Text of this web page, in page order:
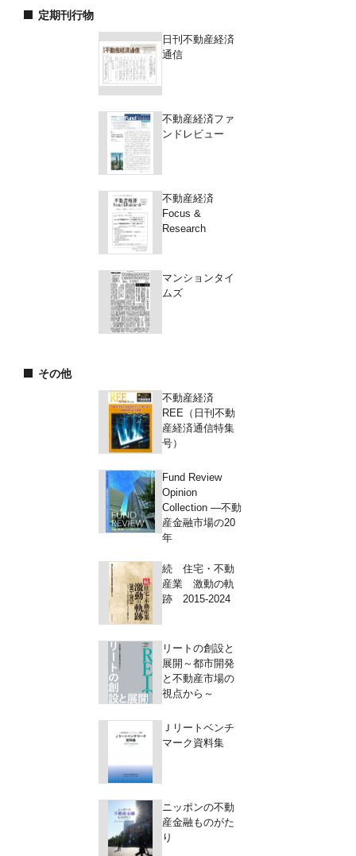
定期刊行物
日刊不動産経済
通信
不動産経済ファ
ンドレビュー
不動産経済
Focus &
Research
マンションタイ
ムズ
その他
不動産経済
REE（日刊不動
産経済通信特集
号）
Fund Review
Opinion
Collection ―不動
産金融市場の20
年
続 住宅・不動
産業 激動の軌
跡 2015-2024
リートの創設と
展開～都市開発
と不動産市場の
視点から～
Ｊリートベンチ
マーク資料集
ニッポンの不動
産金融ものがた
り